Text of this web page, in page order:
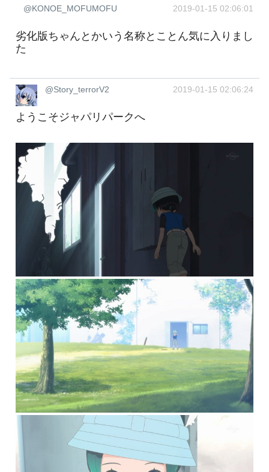
@KONOE_MOFUMOFU 2019-01-15 02:06:01
劣化版ちゃんとかいう名称とことん気に入りまし
た
@Story_terrorV2 2019-01-15 02:06:24
ようこそジャパリパークへ